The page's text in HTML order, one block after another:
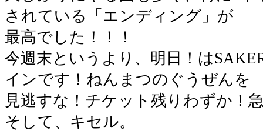
されている「エンディング」が
最高でした！！！
今週末というより、明日！は
インです！ねんまつのぐうぜんを
見逃すな！チケット残りわずか！
そして、キセル。